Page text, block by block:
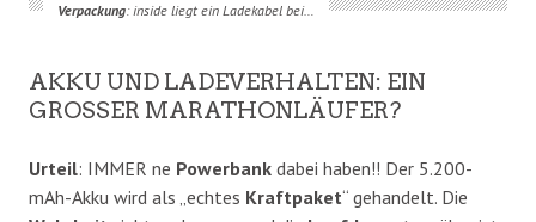
Verpackung: inside liegt ein Ladekabel bei…
​AKKU UND LADEVERHALTEN: EIN
GROSSER MARATHONLÄUFER?
Urteil: IMMER ne Powerbank dabei haben!! Der 5.200-
mAh-Akku wird als „echtes Kraftpaket“ gehandelt. Die